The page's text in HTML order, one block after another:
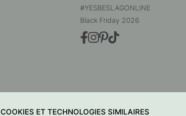
#YESBESLAGONLINE
Black Friday 2026
COOKIES ET TECHNOLOGIES SIMILAIRES